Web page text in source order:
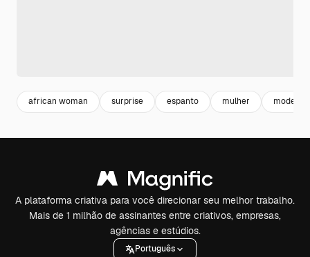
african woman surprise espanto mulher model
A plataforma criativa para você direcionar seu melhor trabalho.
Mais de 1 milhão de assinantes entre criativos, empresas,
agências e estúdios.
Português